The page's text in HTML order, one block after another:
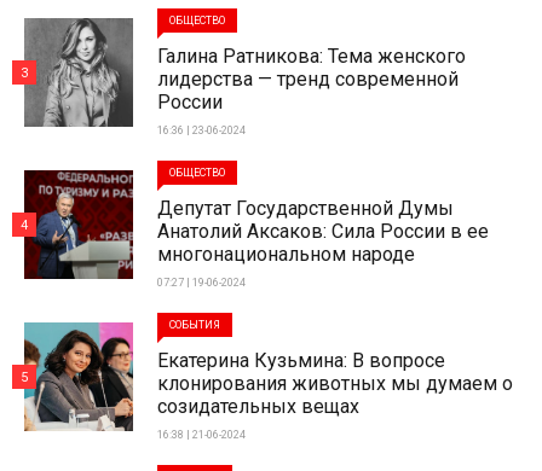
ОБЩЕСТВО
Галина Ратникова: Тема женского
лидерства — тренд современной
России
16:36 | 23-06-2024
3
ОБЩЕСТВО
Депутат Государственной Думы
Анатолий Аксаков: Сила России в ее
многонациональном народе
07:27 | 19-06-2024
4
СОБЫТИЯ
Екатерина Кузьмина: В вопросе
клонирования животных мы думаем о
созидательных вещах
16:38 | 21-06-2024
5